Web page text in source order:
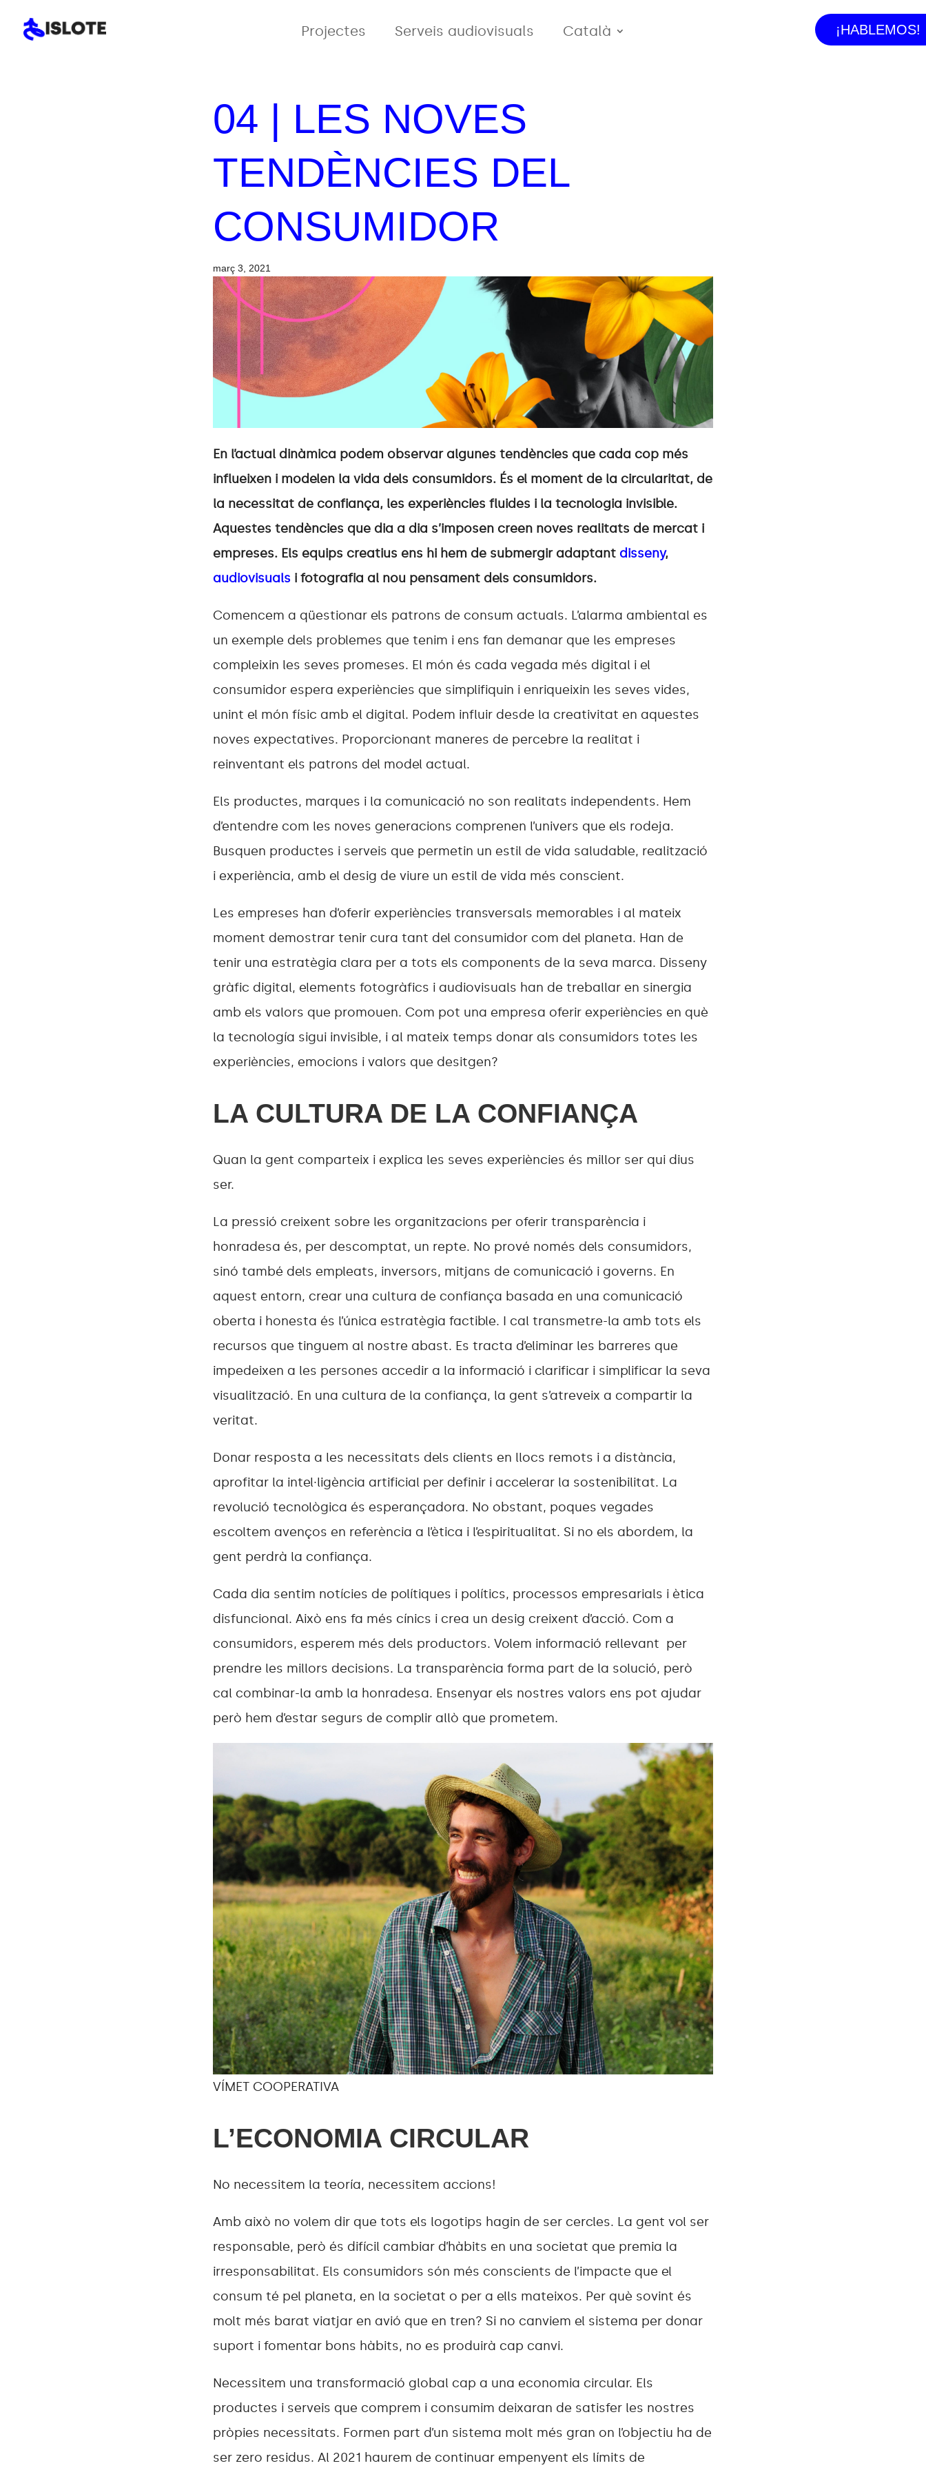
Projectes Serveis audiovisuals Català ¡HABLEMOS!
04 | LES NOVES
TENDÈNCIES DEL
CONSUMIDOR
març 3, 2021
En l’actual dinàmica podem observar algunes tendències que cada cop més
influeixen i modelen la vida dels consumidors. És el moment de la circularitat, de
la necessitat de confiança, les experiències fluides i la tecnologia invisible.
Aquestes tendències que dia a dia s’imposen creen noves realitats de mercat i
empreses. Els equips creatius ens hi hem de submergir adaptant disseny,
audiovisuals i fotografia al nou pensament dels consumidors.
Comencem a qüestionar els patrons de consum actuals. L’alarma ambiental es
un exemple dels problemes que tenim i ens fan demanar que les empreses
compleixin les seves promeses. El món és cada vegada més digital i el
consumidor espera experiències que simplifiquin i enriqueixin les seves vides,
unint el món físic amb el digital. Podem influir desde la creativitat en aquestes
noves expectatives. Proporcionant maneres de percebre la realitat i
reinventant els patrons del model actual.
Els productes, marques i la comunicació no son realitats independents. Hem
d’entendre com les noves generacions comprenen l’univers que els rodeja.
Busquen productes i serveis que permetin un estil de vida saludable, realització
i experiència, amb el desig de viure un estil de vida més conscient.
Les empreses han d’oferir experiències transversals memorables i al mateix
moment demostrar tenir cura tant del consumidor com del planeta. Han de
tenir una estratègia clara per a tots els components de la seva marca. Disseny
gràfic digital, elements fotogràfics i audiovisuals han de treballar en sinergia
amb els valors que promouen. Com pot una empresa oferir experiències en què
la tecnología sigui invisible, i al mateix temps donar als consumidors totes les
experiències, emocions i valors que desitgen?
LA CULTURA DE LA CONFIANÇA
Quan la gent comparteix i explica les seves experiències és millor ser qui dius
ser.
La pressió creixent sobre les organitzacions per oferir transparència i
honradesa és, per descomptat, un repte. No prové només dels consumidors,
sinó també dels empleats, inversors, mitjans de comunicació i governs. En
aquest entorn, crear una cultura de confiança basada en una comunicació
oberta i honesta és l’única estratègia factible. I cal transmetre-la amb tots els
recursos que tinguem al nostre abast. Es tracta d’eliminar les barreres que
impedeixen a les persones accedir a la informació i clarificar i simplificar la seva
visualització. En una cultura de la confiança, la gent s’atreveix a compartir la
veritat.
Donar resposta a les necessitats dels clients en llocs remots i a distància,
aprofitar la intel·ligència artificial per definir i accelerar la sostenibilitat. La
revolució tecnològica és esperançadora. No obstant, poques vegades
escoltem avenços en referència a l’ètica i l’espiritualitat. Si no els abordem, la
gent perdrà la confiança.
Cada dia sentim notícies de polítiques i polítics, processos empresarials i ètica
disfuncional. Això ens fa més cínics i crea un desig creixent d’acció. Com a
consumidors, esperem més dels productors. Volem informació rellevant per
prendre les millors decisions. La transparència forma part de la solució, però
cal combinar-la amb la honradesa. Ensenyar els nostres valors ens pot ajudar
però hem d’estar segurs de complir allò que prometem.
VÍMET COOPERATIVA
L’ECONOMIA CIRCULAR
No necessitem la teoría, necessitem accions!
Amb això no volem dir que tots els logotips hagin de ser cercles. La gent vol ser
responsable, però és difícil cambiar d’hàbits en una societat que premia la
irresponsabilitat. Els consumidors són més conscients de l’impacte que el
consum té pel planeta, en la societat o per a ells mateixos. Per què sovint és
molt més barat viatjar en avió que en tren? Si no canviem el sistema per donar
suport i fomentar bons hàbits, no es produirà cap canvi.
Necessitem una transformació global cap a una economia circular. Els
productes i serveis que comprem i consumim deixaran de satisfer les nostres
pròpies necessitats. Formen part d’un sistema molt més gran on l’objectiu ha de
ser zero residus. Al 2021 haurem de continuar empenyent els límits de